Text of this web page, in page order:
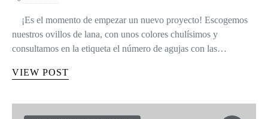
¡Es el momento de empezar un nuevo proyecto! Escogemos
nuestros ovillos de lana, con unos colores chulísimos y
consultamos en la etiqueta el número de agujas con las…
VIEW POST